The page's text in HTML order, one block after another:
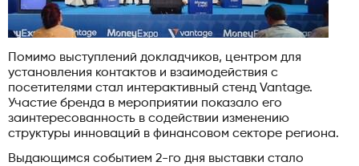
Помимо выступлений докладчиков, центром для
установления контактов и взаимодействия с
посетителями стал интерактивный стенд Vantage.
Участие бренда в мероприятии показало его
заинтересованность в содействии изменению
структуры инноваций в финансовом секторе региона.
Выдающимся событием 2-го дня выставки стало